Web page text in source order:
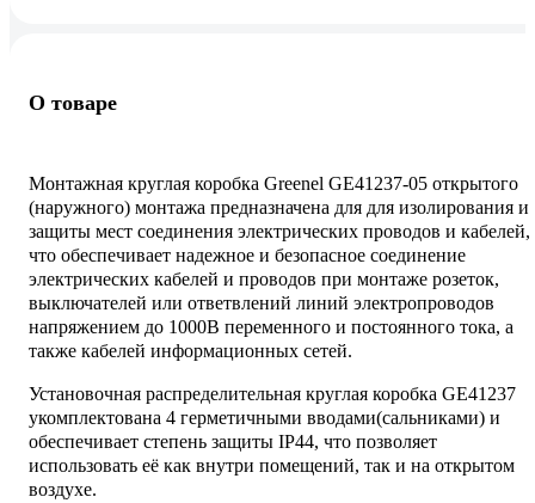
О товаре
Монтажная круглая коробка Greenel GE41237-05 открытого
(наружного) монтажа предназначена для для изолирования и
защиты мест соединения электрических проводов и кабелей,
что обеспечивает надежное и безопасное соединение
электрических кабелей и проводов при монтаже розеток,
выключателей или ответвлений линий электропроводов
напряжением до 1000В переменного и постоянного тока, а
также кабелей информационных сетей.
Установочная распределительная круглая коробка GE41237
укомплектована 4 герметичными вводами(сальниками) и
обеспечивает степень защиты IP44, что позволяет
использовать её как внутри помещений, так и на открытом
воздухе.